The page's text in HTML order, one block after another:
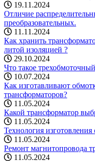
19.11.2024
Отличие
преобразовательных.
11.11.2024
Как хранить
литой изоляцией ?
29.10.2024
Что такое
10.07.2024
Как изготавливают
трансформаторов?
11.05.2024
Какой трансформатор
11.05.2024
Технология
11.05.2024
Ремонт магнитопровода
11.05.2024